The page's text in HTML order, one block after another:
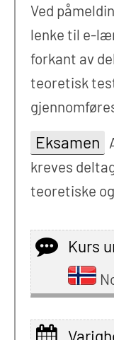
Ved
lenke til e-
forkant av
teoretisk
Eksamen
kreves
teoretiske
Kurs